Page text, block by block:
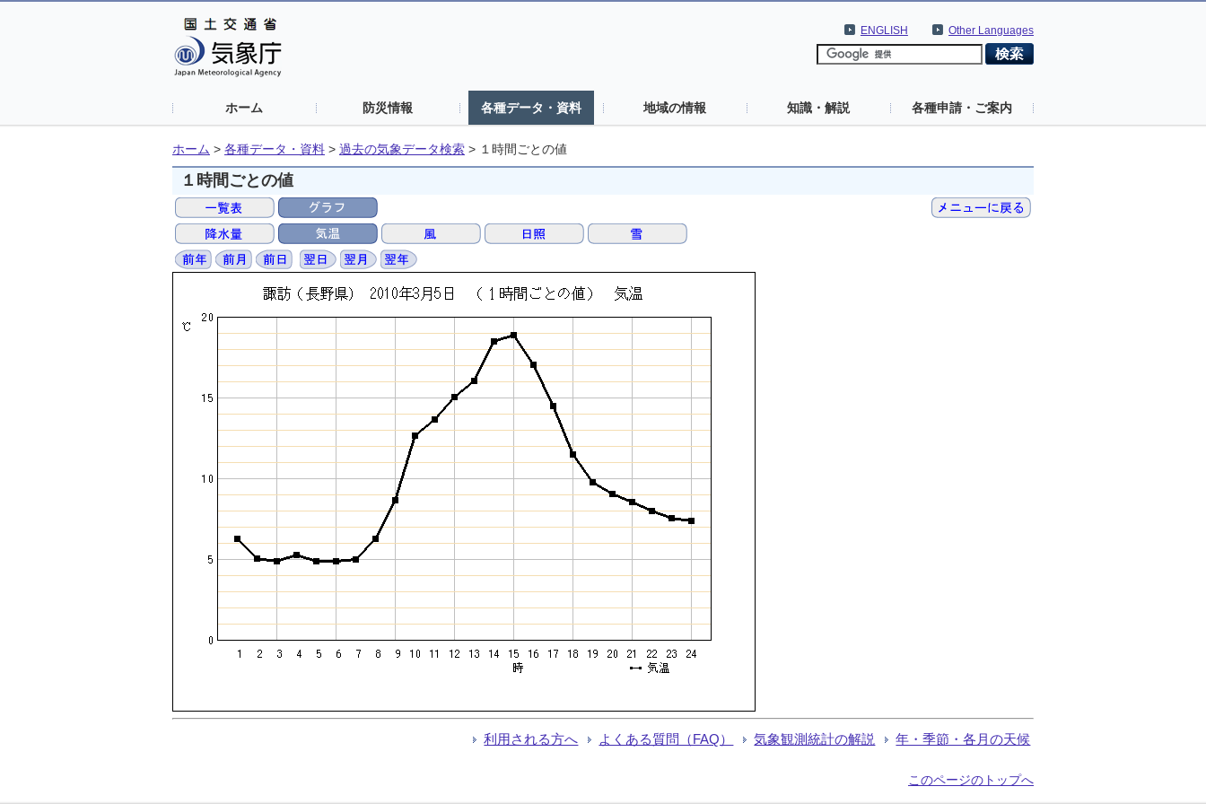
Other Languages
ENGLISH
ホーム 防災情報 各種データ・資料 地域の情報 知識・解説 各種申請・ご案内
ホーム > 各種データ・資料 > 過去の気象データ検索 > １時間ごとの値
１時間ごとの値
利用される方へ よくある質問（FAQ） 気象観測統計の解説 年・季節・各月の天候
このページのトップへ